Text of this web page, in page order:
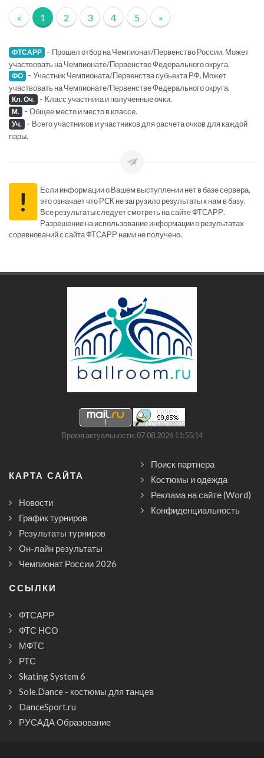
« 1 2 3 4 5 »
ФТСАРР - Прошел отбор на Чемпионат/Первенство России. Может
участвовать на Чемпионате/Первенстве Федерального округа.
ФО - Участник Чемпионата/Первенства субьекта РФ. Может
участвовать на Чемпионате/Первенстве Федерального округа.
Кл. Оч. - Класс участника и полученные очки.
М. - Общее место и место в классе.
Уч. - Всего участников и участников для расчета очков для каждой
пары.
!
Если информации о Вашем выступлении нет в базе сервера,
это означает что РСК не загрузило результаты к нам в базу.
Все результаты следует смотреть на сайте ФТСАРР.
Разрешение на использование информации о результатах
соревнований с сайта ФТСАРР нами не получено.
Время актуальности: 07.08.2026 11:55:14
КАРТА САЙТА
Новости
График турниров
Результаты турниров
Он-лайн результаты
Чемпионат России 2026
Поиск партнера
Костюмы и одежда
Реклама на сайте (Word)
Конфиденциальность
CСЫЛКИ
ФТСАРР
ФТС НСО
МФТС
РТС
Skating System 6
Sole.Dance - костюмы для танцев
DanceSport.ru
РУСАДА Образование